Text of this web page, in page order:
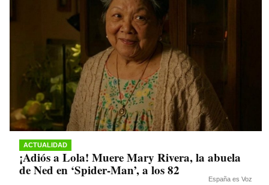
ACTUALIDAD
¡Adiós a Lola! Muere Mary Rivera, la abuela
de Ned en ‘Spider-Man’, a los 82
España es Voz